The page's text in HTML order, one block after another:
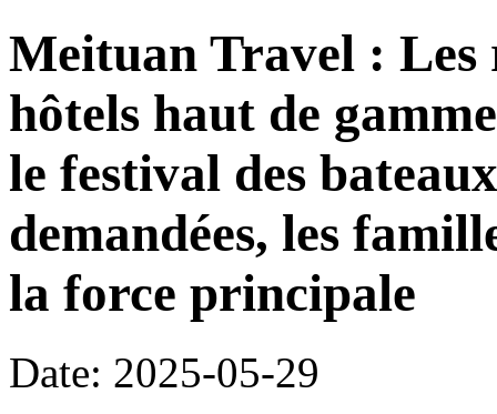
Meituan Travel : Les
hôtels haut de
le festival des
demandées, les
la force principale
Date: 2025-05-29